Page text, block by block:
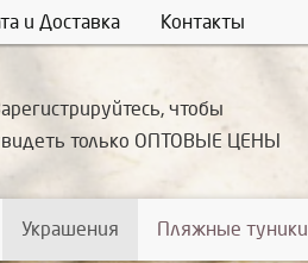
и Доставка Контакты
чтобы
только ОПТОВЫЕ ЦЕНЫ
Украшения Пляжные туники